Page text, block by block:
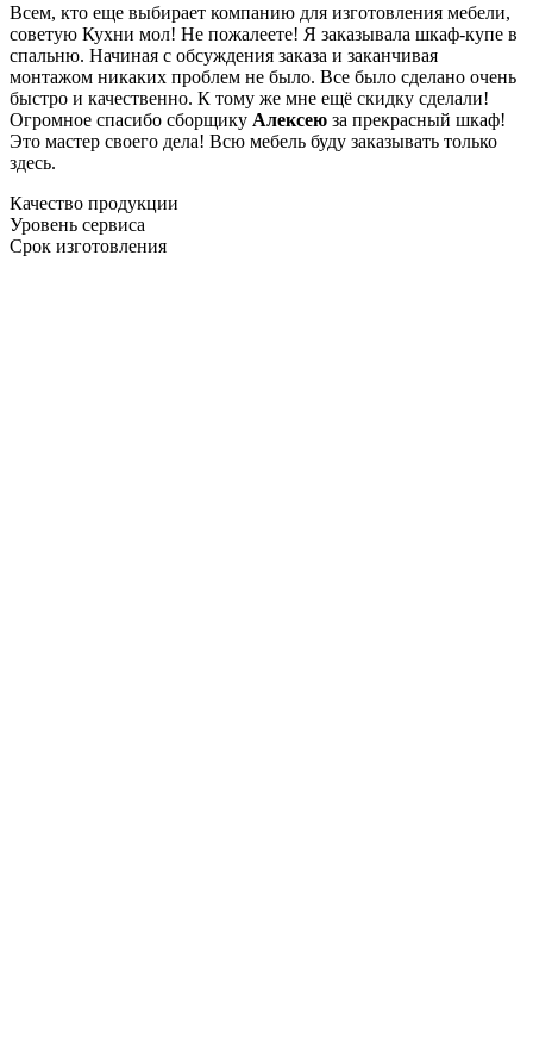
Всем, кто еще выбирает компанию для изготовления мебели,
советую Кухни мол! Не пожалеете! Я заказывала шкаф-купе в
спальню. Начиная с обсуждения заказа и заканчивая
монтажом никаких проблем не было. Все было сделано очень
быстро и качественно. К тому же мне ещё скидку сделали!
Огромное спасибо сборщику Алексею за прекрасный шкаф!
Это мастер своего дела! Всю мебель буду заказывать только
здесь.
Качество продукции
Уровень сервиса
Срок изготовления